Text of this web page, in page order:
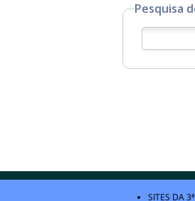
Pesquisa
SITES DA